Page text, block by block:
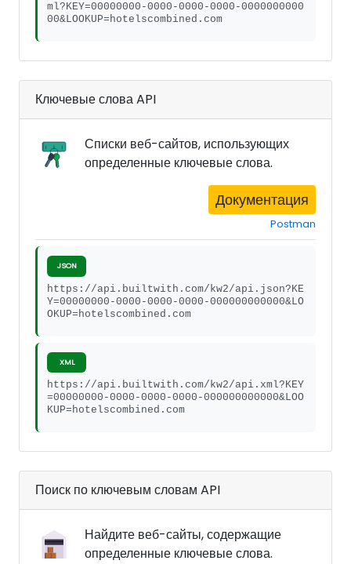
ml?KEY=00000000-0000-0000-0000-0000000000
00&LOOKUP=hotelscombined.com
Ключевые слова API
Списки веб-сайтов, использующих
определенные ключевые слова.
Документация
Postman
JSON
https://api.builtwith.com/kw2/api.json?KE
Y=00000000-0000-0000-0000-000000000000&LO
OKUP=hotelscombined.com
XML
https://api.builtwith.com/kw2/api.xml?KEY
=00000000-0000-0000-0000-000000000000&LOO
KUP=hotelscombined.com
Поиск по ключевым словам API
Найдите веб-сайты, содержащие
определенные ключевые слова.